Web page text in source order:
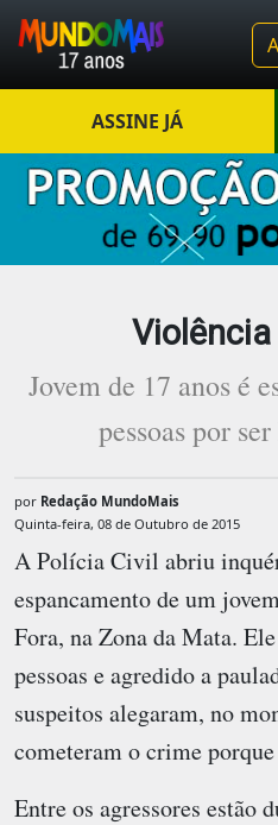
ASSINE JÁ
Jovem de 17 anos é
pessoas por
por Redação MundoMais
Quinta-feira, 08 de Outubro de 2015
A Polícia Civil abriu
espancamento de um
Fora, na Zona da Mata.
pessoas e agredido a
suspeitos alegaram, no
cometeram o crime
Entre os agressores estão